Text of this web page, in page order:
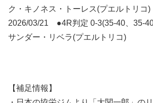
ク・キノネス・トーレス(プエルトリコ)
2026/03/21 ●4R判定 0-3(35-40、35-
サンダー・リベラ(プエルトリコ)
【補足情報】